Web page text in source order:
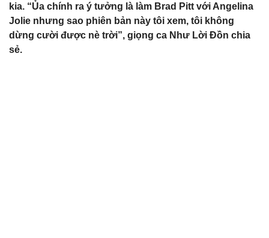
kia. “Ủa chính ra ý tưởng là làm Brad Pitt với Angelina
Jolie nhưng sao phiên bản này tôi xem, tôi không
dừng cười được nè trời”, giọng ca Như Lời Đồn chia
sẻ.